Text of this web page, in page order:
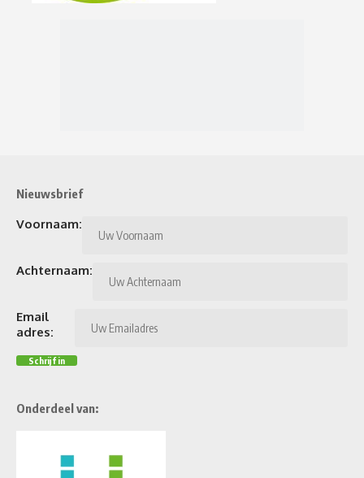
Nieuwsbrief
Voornaam:
Achternaam:
Email
adres:
Onderdeel van: